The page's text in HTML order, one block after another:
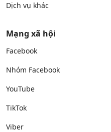
Dịch vụ khác
Mạng xã hội
Facebook
Nhóm Facebook
YouTube
TikTok
Viber